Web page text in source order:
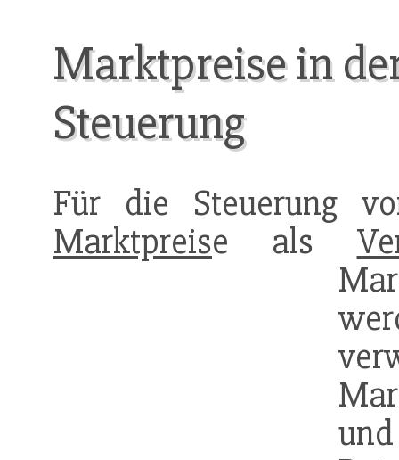
Marktpreise in
Steuerung
Für die Steuerung
Marktpreise als